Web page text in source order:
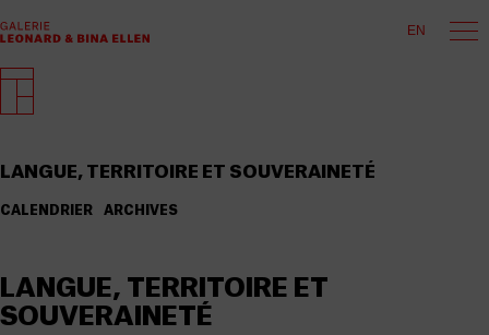
EN
LANGUE, TERRITOIRE ET SOUVERAINETÉ
CALENDRIER ARCHIVES
LANGUE, TERRITOIRE ET
SOUVERAINETÉ